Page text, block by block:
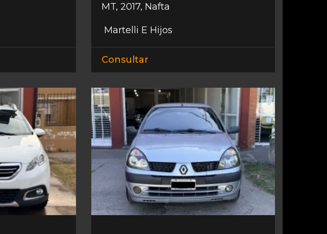
MT, 2017, Nafta
Martelli E Hijos
Consultar